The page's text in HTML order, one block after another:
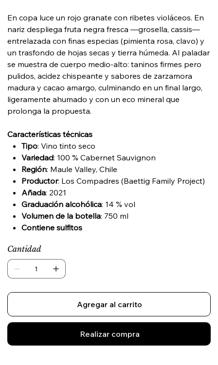
En copa luce un rojo granate con ribetes violáceos. En
nariz despliega fruta negra fresca —grosella, cassis—
entrelazada con finas especias (pimienta rosa, clavo) y
un trasfondo de hojas secas y tierra húmeda. Al paladar
se muestra de cuerpo medio-alto: taninos firmes pero
pulidos, acidez chispeante y sabores de zarzamora
madura y cacao amargo, culminando en un final largo,
ligeramente ahumado y con un eco mineral que
prolonga la propuesta.
Características técnicas
Tipo: Vino tinto seco
Variedad: 100 % Cabernet Sauvignon
Región: Maule Valley, Chile
Productor: Los Compadres (Baettig Family Project)
Añada: 2021
Graduación alcohólica: 14 % vol
Volumen de la botella: 750 ml
Contiene sulfitos
Cantidad
Agregar al carrito
Realizar compra